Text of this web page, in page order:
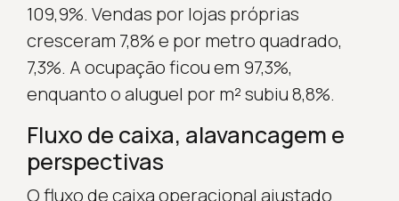
109,9%. Vendas por lojas próprias
cresceram 7,8% e por metro quadrado,
7,3%. A ocupação ficou em 97,3%,
enquanto o aluguel por m² subiu 8,8%.
Fluxo de caixa, alavancagem e
perspectivas
O fluxo de caixa operacional ajustado